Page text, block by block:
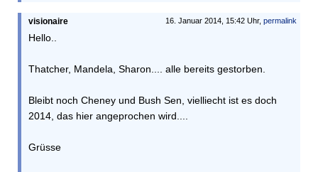
16. Januar 2014, 15:42 Uhr, permalink
visionaire
Hello..
Thatcher, Mandela, Sharon.... alle bereits gestorben.
Bleibt noch Cheney und Bush Sen, vielliecht ist es doch
2014, das hier angeprochen wird....
Grüsse